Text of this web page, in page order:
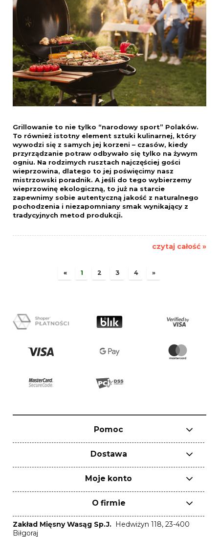
Grillowanie to nie tylko “narodowy sport” Polaków.
To również istotny element sztuki kulinarnej, który
wywodzi się z samych jej korzeni – czasów, kiedy
przyrządzanie potraw odbywało się tylko na żywym
ogniu. Na rodzimych rusztach najczęściej gości
wieprzowina, dlatego to jej poświęcimy nasz
mistrzowski poradnik. A jeśli do tego wybierzemy
wieprzowinę ekologiczną, to już na starcie
zapewnimy sobie autentyczną jakość z naturalnego
pochodzenia i niezapomniany smak wynikający z
tradycyjnych metod produkcji.
czytaj całość »
« 1 2 3 4 »
Pomoc
Dostawa
Moje konto
O firmie
Zakład Mięsny Wasąg Sp.J. Hedwiżyn 118, 23-400
Biłgoraj